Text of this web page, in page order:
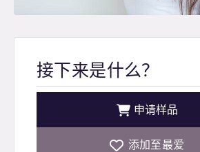
接下来是什么？
申请样品
添加至最爱